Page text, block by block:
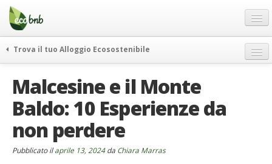
Menu
Salta
contenuto
Offerte Speciali
Regali
FAQ
Chi Siamo
Partner
Trova il tuo Alloggio Ecosostenibile
itinerari
curiosità
vivere e viaggiare verde
news ed eventi
Malcesine e il Monte
Baldo: 10 Esperienze da
non perdere
Pubblicato ilaprile 13, 2024da Chiara Marras